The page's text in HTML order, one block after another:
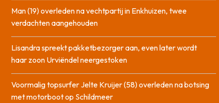
Man (19) overleden na vechtpartij in Enkhuizen, twee
verdachten aangehouden
Lisandra spreekt pakketbezorger aan, even later wordt
haar zoon Urviëndel neergestoken
Voormalig topsurfer Jelte Kruijer (58) overleden na botsing
met motorboot op Schildmeer